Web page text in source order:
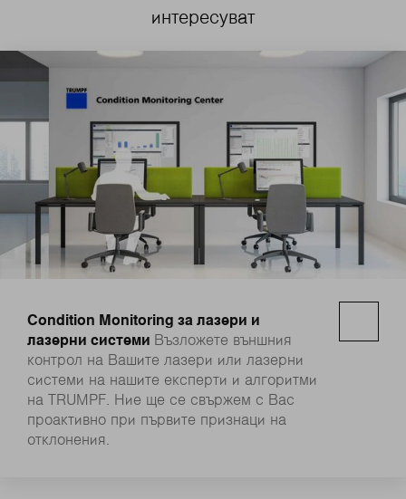
интересуват
Condition Monitoring за лазери и
лазерни системи Възложете външния
контрол на Вашите лазери или лазерни
системи на нашите експерти и алгоритми
на TRUMPF. Ние ще се свържем с Вас
проактивно при първите признаци на
отклонения.